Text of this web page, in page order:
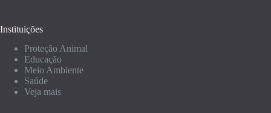
Instituições
Proteção Animal
Educação
Meio Ambiente
Saúde
Veja mais